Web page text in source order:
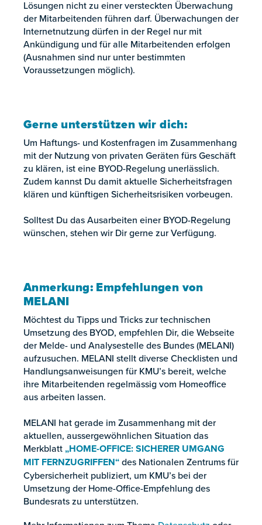
Lösungen nicht zu einer versteckten Überwachung
der Mitarbeitenden führen darf. Überwachungen der
Internetnutzung dürfen in der Regel nur mit
Ankündigung und für alle Mitarbeitenden erfolgen
(Ausnahmen sind nur unter bestimmten
Voraussetzungen möglich).
Gerne unterstützen wir dich:
Um Haftungs- und Kostenfragen im Zusammenhang
mit der Nutzung von privaten Geräten fürs Geschäft
zu klären, ist eine BYOD-Regelung unerlässlich.
Zudem kannst Du damit aktuelle Sicherheitsfragen
klären und künftigen Sicherheitsrisiken vorbeugen.
Solltest Du das Ausarbeiten einer BYOD-Regelung
wünschen, stehen wir Dir gerne zur Verfügung.
Anmerkung: Empfehlungen von
MELANI
Möchtest du Tipps und Tricks zur technischen
Umsetzung des BYOD, empfehlen Dir, die Webseite
der Melde- und Analysestelle des Bundes (MELANI)
aufzusuchen. MELANI stellt diverse Checklisten und
Handlungsanweisungen für KMU’s bereit, welche
ihre Mitarbeitenden regelmässig vom Homeoffice
aus arbeiten lassen.
MELANI hat gerade im Zusammenhang mit der
aktuellen, aussergewöhnlichen Situation das
Merkblatt„HOME-OFFICE: SICHERER UMGANG
MIT FERNZUGRIFFEN“des Nationalen Zentrums für
Cybersicherheit publiziert, um KMU’s bei der
Umsetzung der Home-Office-Empfehlung des
Bundesrats zu unterstützen.